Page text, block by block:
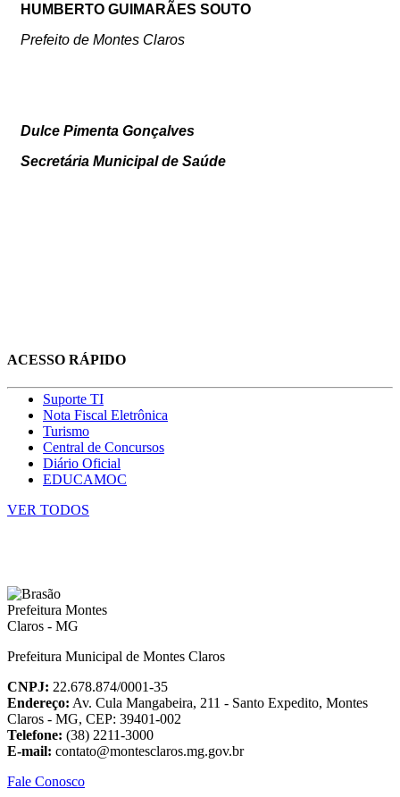
HUMBERTO GUIMARÃES SOUTO
Prefeito de Montes Claros
Dulce Pimenta Gonçalves
Secretária Municipal de Saúde
ACESSO RÁPIDO
Suporte TI
Nota Fiscal Eletrônica
Turismo
Central de Concursos
Diário Oficial
EDUCAMOC
VER TODOS
Prefeitura Municipal de Montes Claros
CNPJ: 22.678.874/0001-35
Endereço: Av. Cula Mangabeira, 211 - Santo Expedito, Montes
Claros - MG, CEP: 39401-002
Telefone: (38) 2211-3000
E-mail: contato@montesclaros.mg.gov.br
Fale Conosco